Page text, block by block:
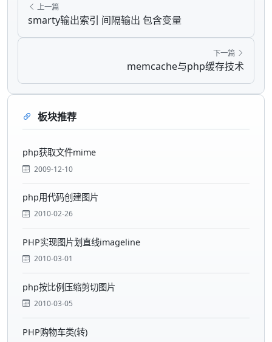
上一篇
smarty输出索引 间隔输出 包含变量
下一篇
memcache与php缓存技术
板块推荐
php获取文件mime
2009-12-10
php用代码创建图片
2010-02-26
PHP实现图片划直线imageline
2010-03-01
php按比例压缩剪切图片
2010-03-05
PHP购物车类(转)